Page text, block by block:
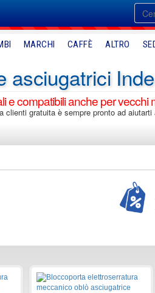
MARCHI CAFFÈ ALTRO
asciugatrici
e compatibili anche per vecchi
clienti gratuita è sempre pronto ad